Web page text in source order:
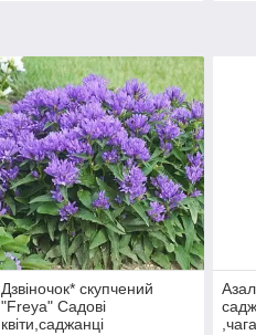
Дзвiночок* скупчений
"Freya" Садові
квіти,саджанці